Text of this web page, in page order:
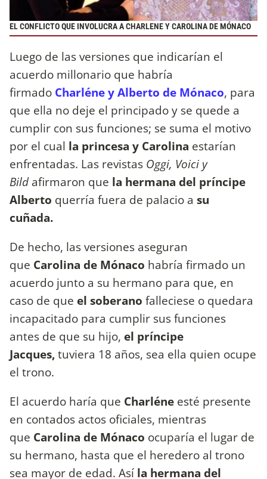
EL CONFLICTO QUE INVOLUCRA A CHARLENE Y CAROLINA DE MÓNACO
Luego de las versiones que indicarían el
acuerdo millonario que habría
firmado Charléne y Alberto de Mónaco, para
que ella no deje el principado y se quede a
cumplir con sus funciones; se suma el motivo
por el cual la princesa y Carolina estarían
enfrentadas. Las revistas Oggi, Voici y
Bildafirmaron que la hermana del príncipe
Alberto querría fuera de palacio a su
cuñada.
De hecho, las versiones aseguran
que Carolina de Mónaco habría firmado un
acuerdo junto a su hermano para que, en
caso de que el soberano falleciese o quedara
incapacitado para cumplir sus funciones
antes de que su hijo, el príncipe
Jacques,tuviera 18 años, sea ella quien ocupe
el trono.
El acuerdo haría que Charléne esté presente
en contados actos oficiales, mientras
que Carolina de Mónaco ocuparía el lugar de
su hermano, hasta que el heredero al trono
sea mayor de edad. Así la hermana del